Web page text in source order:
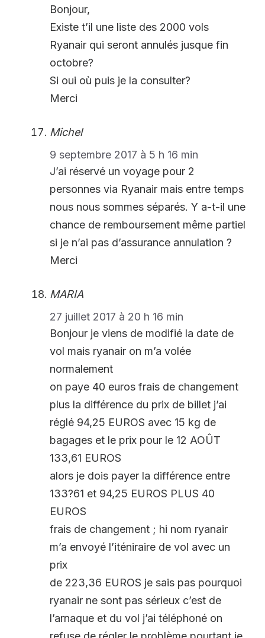
Bonjour,
Existe t’il une liste des 2000 vols
Ryanair qui seront annulés jusque fin
octobre?
Si oui où puis je la consulter?
Merci
Michel
9 septembre 2017 à 5 h 16 min
J’ai réservé un voyage pour 2
personnes via Ryanair mais entre temps
nous nous sommes séparés. Y a-t-il une
chance de remboursement même partiel
si je n’ai pas d’assurance annulation ?
Merci
MARIA
27 juillet 2017 à 20 h 16 min
Bonjour je viens de modifié la date de
vol mais ryanair on m’a volée
normalement
on paye 40 euros frais de changement
plus la différence du prix de billet j’ai
réglé 94,25 EUROS avec 15 kg de
bagages et le prix pour le 12 AOÛT
133,61 EUROS
alors je dois payer la différence entre
133?61 et 94,25 EUROS PLUS 40
EUROS
frais de changement ; hi nom ryanair
m’a envoyé l’iténiraire de vol avec un
prix
de 223,36 EUROS je sais pas pourquoi
ryanair ne sont pas sérieux c’est de
l’arnaque et du vol j’ai téléphoné on